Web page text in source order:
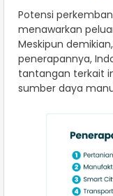
Potensi
menawarkan
Meskipun
penerapannya,
tantangan terkait
sumber daya